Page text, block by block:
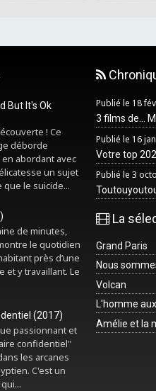
But It's Ok
! Ce
déborde
abordant avec
un sujet
que le suicide...
de minutes,
le quotidien
près d’une
et y travaillant. Le
(2017)
passionnant et
confidentiel"
les arcanes
C'est un
Publié le 18
3 films de...
Publié le 16
Votre top
Publié le 3
La
Grand Paris
Nous
Volcan
L'homme
Amélie et la